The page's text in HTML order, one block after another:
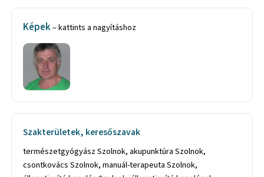
Képek– kattints a nagyításhoz
Szakterületek, keresőszavak
természetgyógyász Szolnok, akupunktúra Szolnok,
csontkovács Szolnok, manuál-terapeuta Szolnok,